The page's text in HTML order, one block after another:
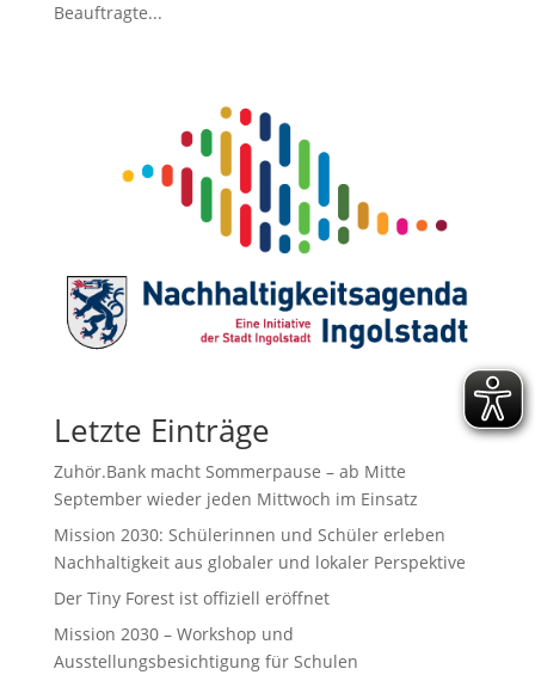
Beauftragte...
Letzte Einträge
Zuhör.Bank macht Sommerpause – ab Mitte
September wieder jeden Mittwoch im Einsatz
Mission 2030: Schülerinnen und Schüler erleben
Nachhaltigkeit aus globaler und lokaler Perspektive
Der Tiny Forest ist offiziell eröffnet
Mission 2030 – Workshop und
Ausstellungsbesichtigung für Schulen